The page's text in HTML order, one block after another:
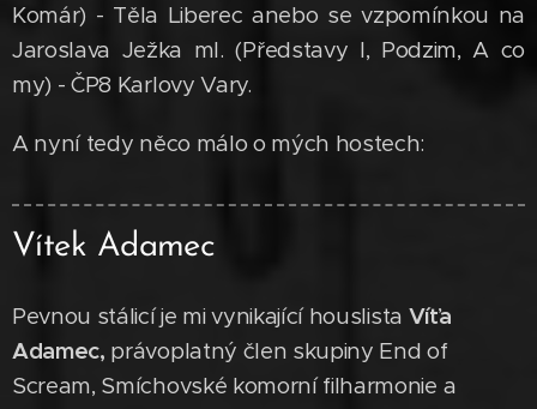
Komár) - Těla Liberec anebo se vzpomínkou na
Jaroslava Ježka ml. (Představy I, Podzim, A co
my) - ČP8 Karlovy Vary.
A nyní tedy něco málo o mých hostech:
Vítek Adamec
Pevnou stálicí je mi vynikající houslista Víťa
Adamec, právoplatný člen skupiny End of
Scream, Smíchovské komorní filharmonie a